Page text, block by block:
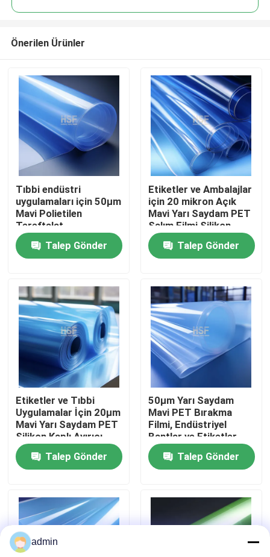
Ana sayfa
Ürünler
VİDEOLAR
Hakkımızda
Fabrika turu
Kalite kontrol
Bize ulaşın
Yüksek yoğunluklu polietilen filmi
Düşük yoğunluklu polietilen filmi
Önerilen Ürünler
Tıbbi endüstri
uygulamaları için 50μm
Mavi Polietilen
Tereftalat
Serbestleme Filmi
Talep Gönder
Etiketler ve Ambalajlar
için 20 mikron Açık
Mavi Yarı Saydam PET
Salım Filmi Silikon
Kaplı
Talep Gönder
Etiketler ve Tıbbi
Uygulamalar İçin 20µm
Mavi Yarı Saydam PET
Silikon Kaplı Ayırıcı
Film
Talep Gönder
50µm Yarı Saydam
Mavi PET Bırakma
Filmi, Endüstriyel
Bantlar ve Etiketler
İçin Yüksek Çekme
DayanımlıTalep Gönder
admin